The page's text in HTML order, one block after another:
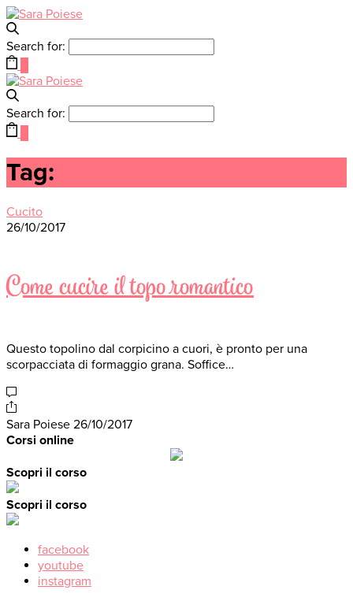
Search for:
Search for:
Tag:
Cucito
26/10/2017
Come cucire il topo romantico
Questo topolino dal corpicino a cuori, è pronto per una
scorpacciata di formaggio grana. Soffice…
Sara Poiese 26/10/2017
Corsi online
Scopri il corso
Scopri il corso
facebook
youtube
instagram